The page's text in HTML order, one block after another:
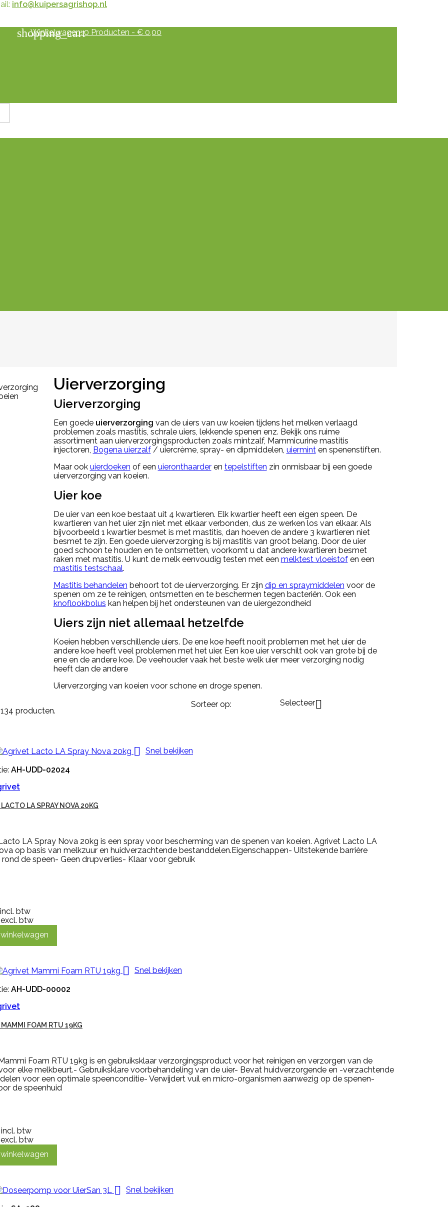
info@kuipersagrishop.nl
shopping_cart
Winkelwagen: 0 Producten - € 0,00
Uierverzorging
Uierverzorging
Een goede uierverzorging van de uiers van uw koeien tijdens het melken verlaagd
problemen zoals mastitis, schrale uiers, lekkende spenen enz. Bekijk ons ruime
assortiment aan uierverzorgingsproducten zoals mintzalf, Mammicurine mastitis
injectoren, Bogena uierzalf/ uiercrème, spray- en dipmiddelen, uierminten spenenstiften.
Maar ook uierdoeken of een uieronthaarderen tepelstiften zin onmisbaar bij een goede
uierverzorging van koeien.
Uier koe
De uier van een koe bestaat uit 4 kwartieren. Elk kwartier heeft een eigen speen. De
kwartieren van het uier zijn niet met elkaar verbonden, dus ze werken los van elkaar. Als
bijvoorbeeld 1 kwartier besmet is met mastitis, dan hoeven de andere 3 kwartieren niet
besmet te zijn. Een goede uierverzorging is bij mastitis van groot belang. Door de uier
goed schoon te houden en te ontsmetten, voorkomt u dat andere kwartieren besmet
raken met mastitis. U kunt de melk eenvoudig testen met een melktest vloeistofen een
mastitis testschaal.
Mastitis behandelen behoort tot de uierverzorging. Er zijn dip en spraymiddelen voor de
spenen om ze te reinigen, ontsmetten en te beschermen tegen bacteriën. Ook een
knoflookbolus kan helpen bij het ondersteunen van de uiergezondheid
Uiers zijn niet allemaal hetzelfde
Koeien hebben verschillende uiers. De ene koe heeft nooit problemen met het uier de
andere koe heeft veel problemen met het uier. Een koe uier verschilt ook van grote bij de
ene en de andere koe. De veehouder vaak het beste welk uier meer verzorging nodig
heeft dan de andere
Uierverzorging van koeien voor schone en droge spenen.
producten.
Sorteer op: Selecteer
 Snel bekijken
AH-UDD-02024
LA SPRAY NOVA 20KG
LA Spray Nova 20kg is een spray voor bescherming van de spenen van koeien. Agrivet Lacto LA
op basis van melkzuur en huidverzachtende bestanddelen.Eigenschappen- Uitstekende barrière
de speen- Geen drupverlies- Klaar voor gebruik
incl. btw
excl. btw
 Snel bekijken
AH-UDD-00002
FOAM RTU 19KG
Foam RTU 19kg is en gebruiksklaar verzorgingsproduct voor het reinigen en verzorgen van de
elke melkbeurt.- Gebruiksklare voorbehandeling van de uier- Bevat huidverzorgende en -verzachtende
voor een optimale speenconditie- Verwijdert vuil en micro-organismen aanwezig op de spenen-
de speenhuid
incl. btw
excl. btw
 Snel bekijken